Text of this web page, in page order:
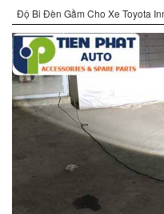
Độ Bi Đèn Gầm Cho Xe Toyota